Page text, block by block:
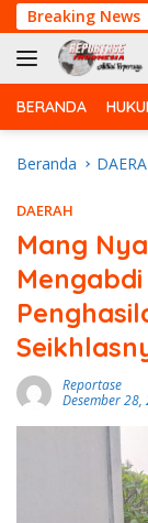
Langsung
ke
konten
Breaking News
Sosialisasi
BERANDA
Beranda
DAERAH
Mang
Reportase
Desember 28,